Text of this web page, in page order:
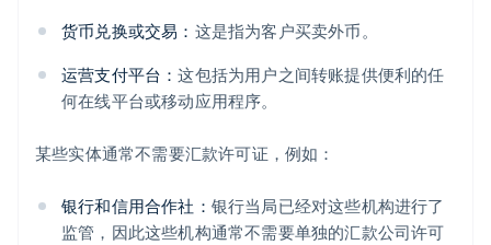
货币兑换或交易： 这是指为客户买卖外币。
运营支付平台：这包括为用户之间转账提供便利的任
何在线平台或移动应用程序。
某些实体通常不需要汇款许可证，例如：
银行和信用合作社： 银行当局已经对这些机构进行了
监管，因此这些机构通常不需要单独的汇款公司许可